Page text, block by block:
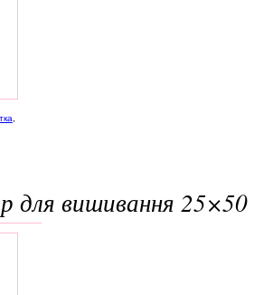
,
для вишивання 25×50